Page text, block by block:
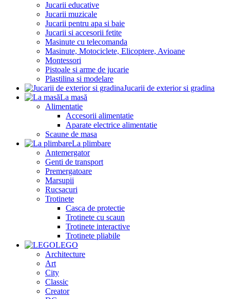
Jucarii educative
Jucarii muzicale
Jucarii pentru apa si baie
Jucarii si accesorii fetite
Masinute cu telecomanda
Masinute, Motociclete, Elicoptere, Avioane
Montessori
Pistoale si arme de jucarie
Plastilina si modelare
Jucarii de exterior si gradina
La masă
Alimentatie
Accesorii alimentatie
Aparate electrice alimentatie
Scaune de masa
La plimbare
Antemergator
Genti de transport
Premergatoare
Marsupii
Rucsacuri
Trotinete
Casca de protectie
Trotinete cu scaun
Trotinete interactive
Trotinete pliabile
LEGO
Architecture
Art
City
Classic
Creator